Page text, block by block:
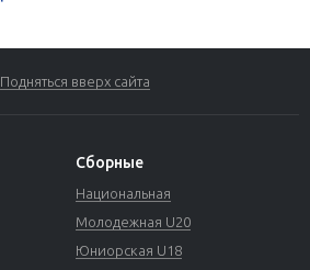
Подняться вверх сайта
Сборные
Национальная
Молодежная U20
Юниорская U18